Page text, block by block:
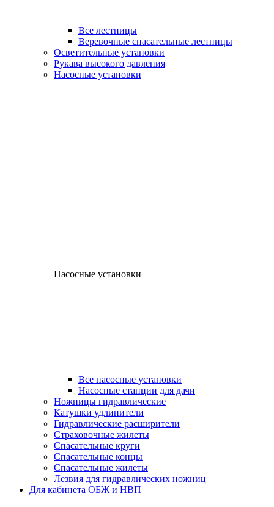
Все лестницы
Веревочные спасательные лестницы
Осветительные установки
Рукава высокого давления
Насосные установки
Насосные установки
Все насосные установки
Насосные станции для дачи
Ножницы гидравлические
Катушки удлинители
Гидравлические расширители
Страховочные жилеты
Спасательные круги
Спасательные концы
Спасательные жилеты
Лезвия для гидравлических ножниц
Для кабинета ОБЖ и НВП